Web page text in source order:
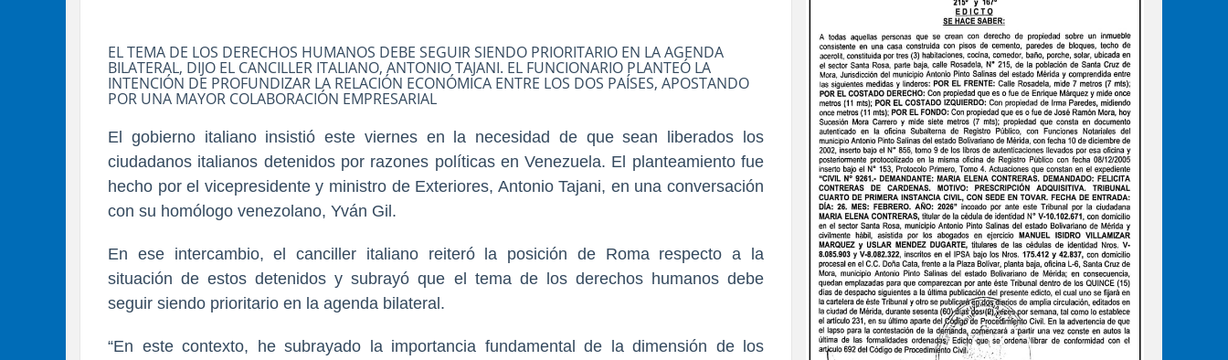
EL TEMA DE LOS DERECHOS HUMANOS DEBE SEGUIR SIENDO PRIORITARIO EN LA AGENDA
BILATERAL, DIJO EL CANCILLER ITALIANO, ANTONIO TAJANI. EL FUNCIONARIO PLANTEÓ LA
INTENCIÓN DE PROFUNDIZAR LA RELACIÓN ECONÓMICA ENTRE LOS DOS PAÍSES, APOSTANDO
POR UNA MAYOR COLABORACIÓN EMPRESARIAL
El gobierno italiano insistió este viernes en la necesidad de que sean liberados los
ciudadanos italianos detenidos por razones políticas en Venezuela. El planteamiento fue
hecho por el vicepresidente y ministro de Exteriores, Antonio Tajani, en una conversación
con su homólogo venezolano, Yván Gil.
En ese intercambio, el canciller italiano reiteró la posición de Roma respecto a la
situación de estos detenidos y subrayó que el tema de los derechos humanos debe
seguir siendo prioritario en la agenda bilateral.
“En este contexto, he subrayado la importancia fundamental de la dimensión de los